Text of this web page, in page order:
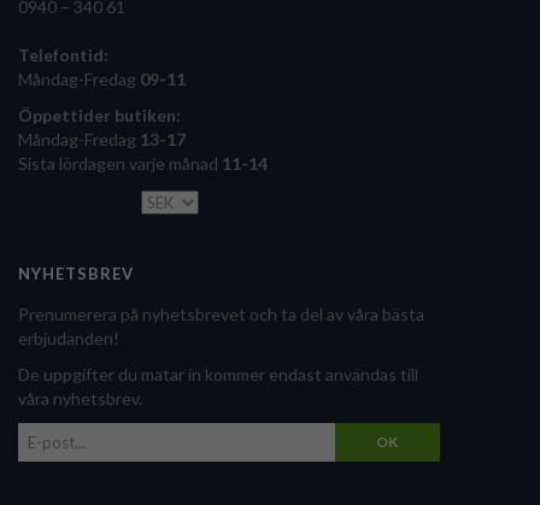
0940 – 340 61
Telefontid:
Måndag-Fredag 09-11
Öppettider butiken:
Måndag-Fredag 13-17
Sista lördagen varje månad 11-14
NYHETSBREV
Prenumerera på nyhetsbrevet och ta del av våra bästa
erbjudanden!
De uppgifter du matar in kommer endast användas till
våra nyhetsbrev.
OK